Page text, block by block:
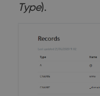
Type).